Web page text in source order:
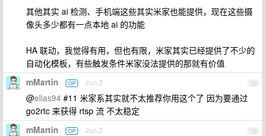
其他其实 ai 检测、手机端这些其实米家也能提供，现在这些摄
像头多少都有一点本地 ai 的功能
HA 联动，我觉得有用，但也有限，米家其实已经提供了不少的
自动化模板，有些触发条件米家没法提供的那就有价值
12
mMartin OP Jun 2
@elias94 #11 米家系其实就不太推荐你用这个了 因为要通过
go2rtc 来获得 rtsp 流 不太稳定
13
mMartin OP Jun 2